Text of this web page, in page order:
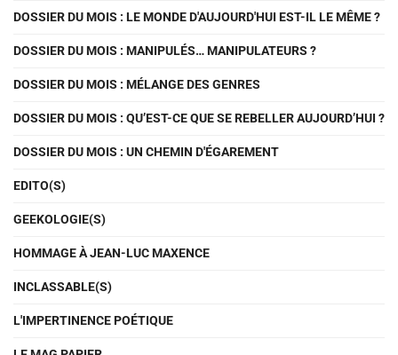
DOSSIER DU MOIS : LE MONDE D'AUJOURD'HUI EST-IL LE MÊME ?
DOSSIER DU MOIS : MANIPULÉS… MANIPULATEURS ?
DOSSIER DU MOIS : MÉLANGE DES GENRES
DOSSIER DU MOIS : QU’EST-CE QUE SE REBELLER AUJOURD’HUI ?
DOSSIER DU MOIS : UN CHEMIN D'ÉGAREMENT
EDITO(S)
GEEKOLOGIE(S)
HOMMAGE À JEAN-LUC MAXENCE
INCLASSABLE(S)
L'IMPERTINENCE POÉTIQUE